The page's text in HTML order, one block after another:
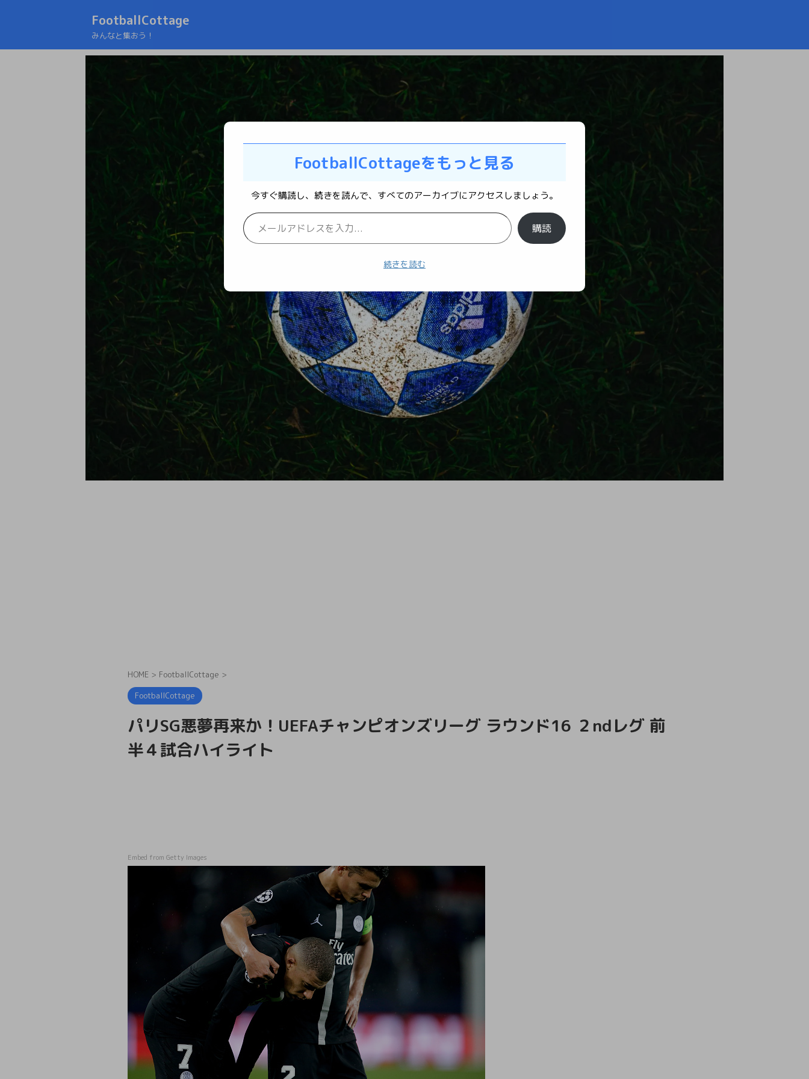
FootballCottage
みんなと集おう！
HOME > FootballCottage >
FootballCottage
パリSG悪夢再来か！UEFAチャンピオンズリーグ ラウンド16 ２ndレグ 前
半４試合ハイライト
Embed from Getty Images
FootballCottageをもっと見る
今すぐ購読し、続きを読んで、すべてのアーカイブにアクセスしましょう。
購読
続きを読む